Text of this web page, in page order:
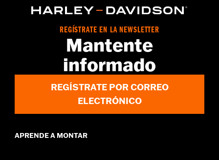
Se vende por unidades: Par
Contenido del embalaje:
REGÍSTRATE EN LA NEWSLETTER
Mantente
informado
REGÍSTRATE POR CORREO
ELECTRÓNICO
APRENDE A MONTAR